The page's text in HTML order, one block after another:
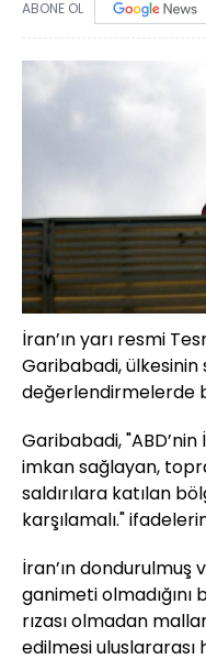
ABONE OL
İran’ın yarı resmi
Garibabadi,
değerlendirmelerde
Garibabadi, "ABD’nin
imkan sağlayan,
saldırılara katılan
karşılamalı."
İran’ın dondurulmuş
ganimeti olmadığını
rızası olmadan
edilmesi uluslararası